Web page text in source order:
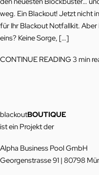
weg. Ein Blackout! Jetzt nicht
für Ihr Blackout Notfallkit.
eins? Keine Sorge, […]
CONTINUE READINGWas
3 min
blackoutBOUTIQUE
ist ein Projekt der
Alpha Business Pool GmbH
Georgenstrasse 91 | 80798